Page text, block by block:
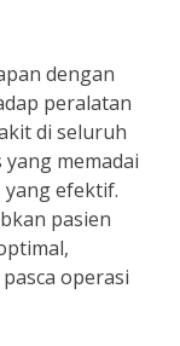
dengan
peralatan
di seluruh
memadai
efektif.
pasien
operasi